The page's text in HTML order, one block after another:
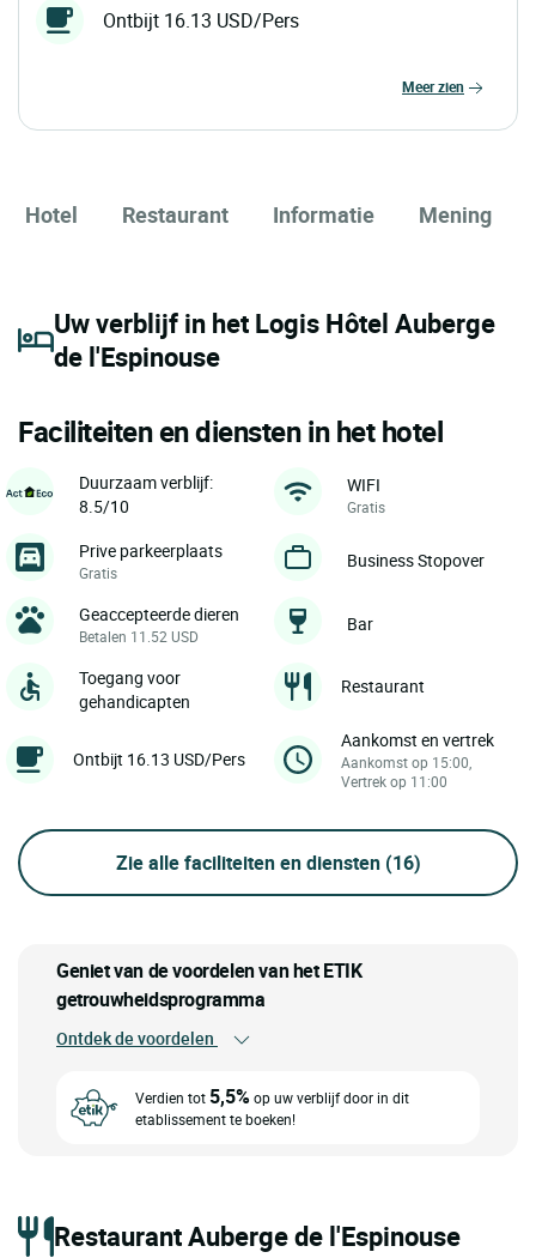
Ontbijt 16.13 USD/Pers
meer zien
Hotel Restaurant Informatie Mening
Uw verblijf in het Logis Hôtel Auberge
de l'Espinouse
Faciliteiten en diensten in het hotel
Duurzaam verblijf:
8.5/10
WIFI
Gratis
Prive parkeerplaats
Gratis
Business Stopover
Geaccepteerde dieren
Betalen 11.52 USD
Bar
Toegang voor
gehandicapten
Restaurant
Ontbijt 16.13 USD/Pers
Aankomst en vertrek
Aankomst op 15:00,
Vertrek op 11:00
Zie alle faciliteiten en diensten (16)
Geniet van de voordelen van het ETIK
getrouwheidsprogramma
Ontdek de voordelen
Verdien tot 5,5%op uw verblijf door in dit
etablissement te boeken!
Restaurant Auberge de l'Espinouse